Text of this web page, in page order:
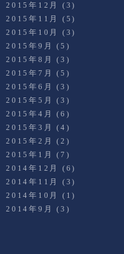
2015年12月
(3)
2015年11月
(5)
2015年10月
(3)
2015年9月
(5)
2015年8月
(3)
2015年7月
(5)
2015年6月
(3)
2015年5月
(3)
2015年4月
(6)
2015年3月
(4)
2015年2月
(2)
2015年1月
(7)
2014年12月
(6)
2014年11月
(3)
2014年10月
(1)
2014年9月
(3)